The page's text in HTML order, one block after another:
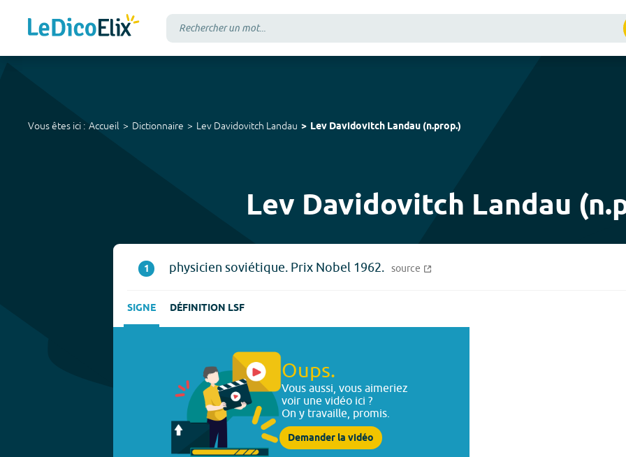
Vous êtes ici : Accueil Dictionnaire Lev Davidovitch Landau Lev Davidovitch Landau (n.prop.)
Lev Davidovitch Landau
1 physicien soviétique. Prix Nobel 1962. source
SIGNE DÉFINITION LSF
Oups.
Vous aussi, vous aimeriez
voir une vidéo ici ?
On y travaille, promis.
Demander la vidéo